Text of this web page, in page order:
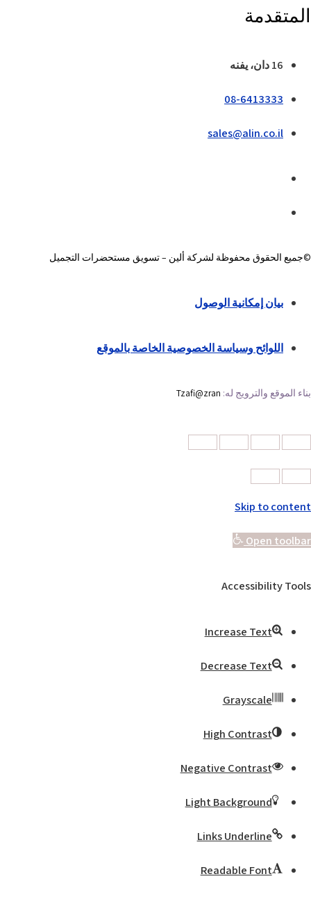
المتقدمة
16 دان، يفنه
08-6413333
sales@alin.co.il
©جميع الحقوق محفوظة لشركة ألين – تسويق مستحضرات التجميل
بيان إمكانية الوصول
اللوائح وسياسة الخصوصية الخاصة بالموقع
بناء الموقع والترويج له: Tzafi@zran
Skip to content
Open toolbar
Accessibility Tools
Increase Text
Decrease Text
Grayscale
High Contrast
Negative Contrast
Light Background
Links Underline
Readable Font